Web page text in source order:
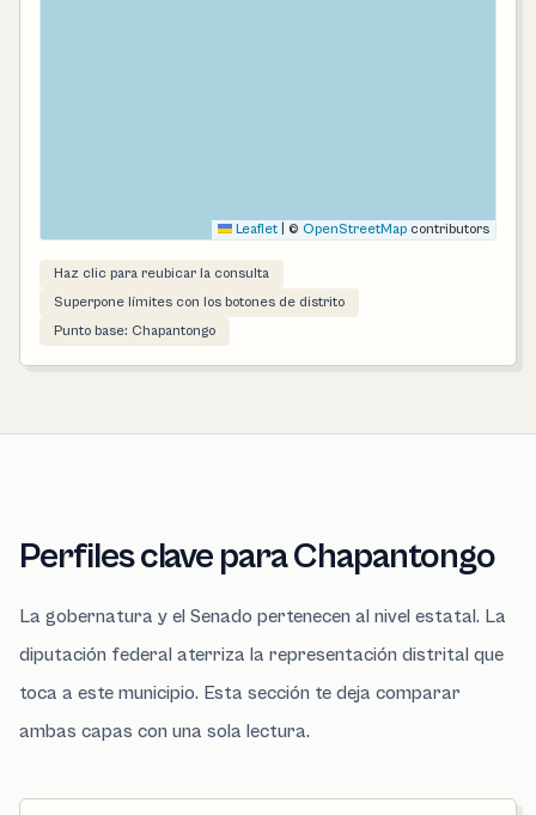
Leaflet © OpenStreetMap contributors
Haz clic para reubicar la consulta
Superpone límites con los botones de distrito
Punto base: Chapantongo
Perfiles clave para Chapantongo
La gobernatura y el Senado pertenecen al nivel estatal. La
diputación federal aterriza la representación distrital que
toca a este municipio. Esta sección te deja comparar
ambas capas con una sola lectura.